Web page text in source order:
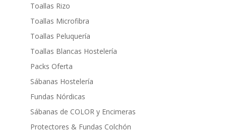
Toallas Rizo
Toallas Microfibra
Toallas Peluquería
Toallas Blancas Hostelería
Packs Oferta
Sábanas Hostelería
Fundas Nórdicas
Sábanas de COLOR y Encimeras
Protectores & Fundas Colchón